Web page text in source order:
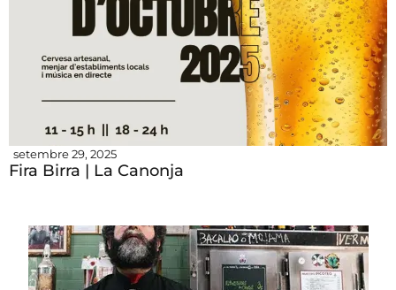
setembre 29, 2025
Fira Birra | La Canonja